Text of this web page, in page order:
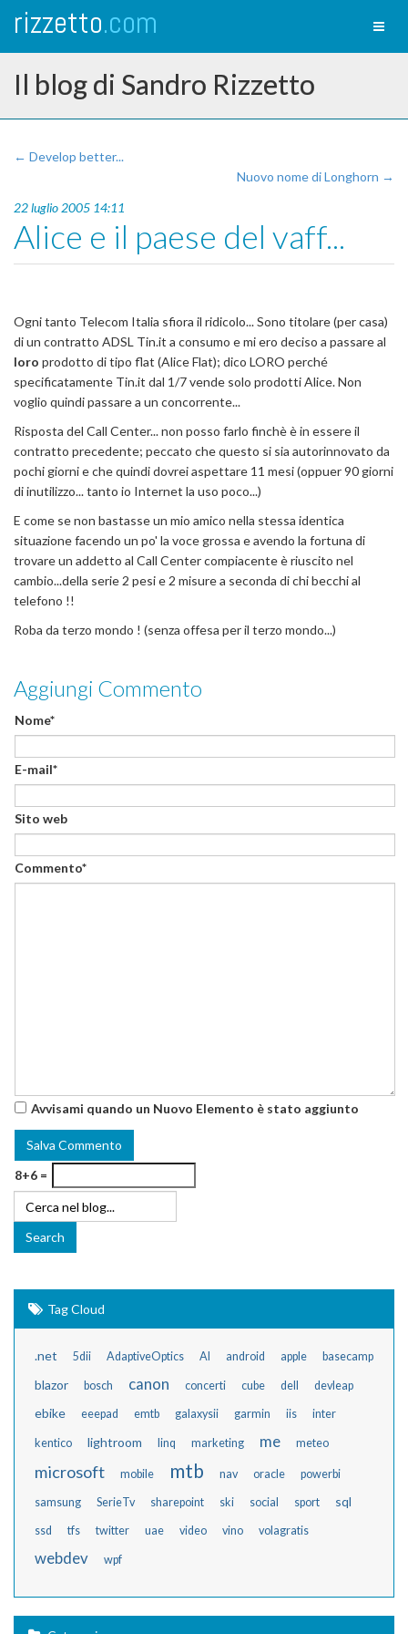
rizzetto.com
Il blog di Sandro Rizzetto
← Develop better...
Nuovo nome di Longhorn →
22 luglio 2005 14:11
Alice e il paese del vaff...
Ogni tanto Telecom Italia sfiora il ridicolo... Sono titolare (per casa)
di un contratto ADSL Tin.it a consumo e mi ero deciso a passare al
loro prodotto di tipo flat (Alice Flat); dico LORO perché
specificatamente Tin.it dal 1/7 vende solo prodotti Alice. Non
voglio quindi passare a un concorrente...
Risposta del Call Center... non posso farlo finchè è in essere il
contratto precedente; peccato che questo si sia autorinnovato da
pochi giorni e che quindi dovrei aspettare 11 mesi (oppuer 90 giorni
di inutilizzo... tanto io Internet la uso poco...)
E come se non bastasse un mio amico nella stessa identica
situazione facendo un po' la voce grossa e avendo la fortuna di
trovare un addetto al Call Center compiacente è riuscito nel
cambio...della serie 2 pesi e 2 misure a seconda di chi becchi al
telefono !!
Roba da terzo mondo ! (senza offesa per il terzo mondo...)
Aggiungi Commento
Nome*
E-mail*
Sito web
Commento*
Avvisami quando un Nuovo Elemento è stato aggiunto
8+6 =
Tag Cloud
.net 5dii AdaptiveOptics AI android apple basecamp
blazor bosch canon concerti cube dell devleap
ebike eeepad emtb galaxysii garmin iis inter
kentico lightroom linq marketing me meteo
microsoft mobile mtb nav oracle powerbi
samsung SerieTv sharepoint ski social sport sql
ssd tfs twitter uae video vino volagratis
webdev wpf